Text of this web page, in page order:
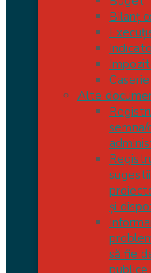
Bilanț
Caserie
Alte
și
să fie
publice
iulie 10, 2026
1 document
Anunț public
a autorizației de
Bolvașnița
iulie 10, 2026
1 document
Anunț public
a autorizației de
iulie 10, 2026